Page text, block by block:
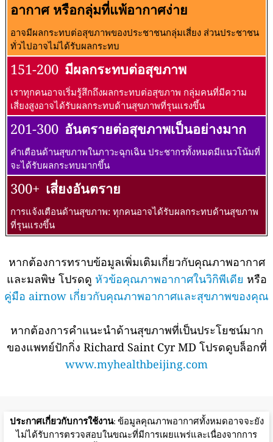
อากาศ หรือกลุ่มที่แพ้อากาศง่าย
อาจมีผลกระทบต่อสุขภาพของประชาชนกลุ่มเสี่ยง ส่วนประชาชน
ทั่วไปอาจไม่ได้รับผลกระทบ
151-200 มีผลกระทบต่อสุขภาพ
เราทุกคนอาจเริ่มรู้สึกถึงผลกระทบต่อสุขภาพ กลุ่มคนที่มีความ
เสี่ยงสูงอาจได้รับผลกระทบด้านสุขภาพที่รุนแรงขึ้น
201-300 อันตรายต่อสุขภาพเป็นอย่างมาก
คำเตือนด้านสุขภาพในภาวะฉุกเฉิน ประชากรทั้งหมดมีแนวโน้มที่
จะได้รับผลกระทบมากขึ้น
300+ เสี่ยงอันตราย
การแจ้งเตือนด้านสุขภาพ: ทุกคนอาจได้รับผลกระทบด้านสุขภาพ
ที่รุนแรงขึ้น
หากต้องการทราบข้อมูลเพิ่มเติมเกี่ยวกับคุณภาพอากาศ
และมลพิษ โปรดดู หัวข้อคุณภาพอากาศในวิกิพีเดีย หรือ
คู่มือ airnow เกี่ยวกับคุณภาพอากาศและสุขภาพของคุณ
หากต้องการคำแนะนำด้านสุขภาพที่เป็นประโยชน์มาก
ของแพทย์ปักกิ่ง Richard Saint Cyr MD โปรดดูบล็อกที่
www.myhealthbeijing.com
ประกาศเกี่ยวกับการใช้งาน: ข้อมูลคุณภาพอากาศทั้งหมดอาจจะยัง
ไม่ได้รับการตรวจสอบในขณะที่มีการเผยแพร่และเนื่องจากการ